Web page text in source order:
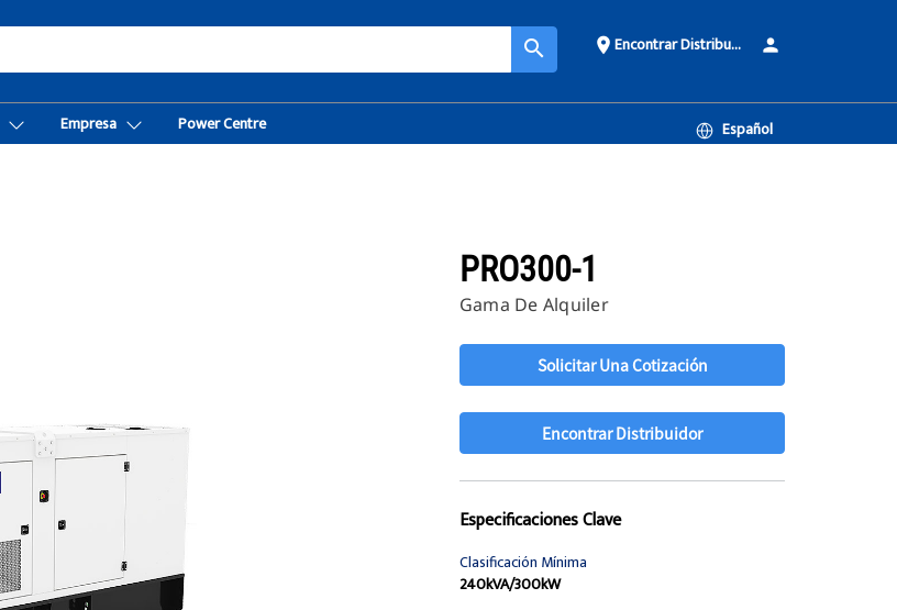
search place Encontrar Distribuidor person
Empresa Power Centre Español
PRO300-1
Gama De Alquiler
Solicitar Una Cotización
Encontrar Distribuidor
Especificaciones Clave
Clasificación Mínima
240kVA/300kW